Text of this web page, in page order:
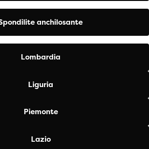
anchilosante
Lombardia
Liguria
Piemonte
Lazio